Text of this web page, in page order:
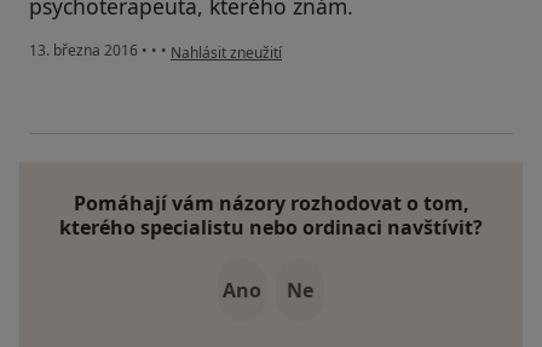
psychoterapeuta, kterého znám.
13. března 2016 • • • podle názoru uživatele Váš účet byl odstraněn
Nahlásit zneužití
Pomáhají vám názory rozhodovat o tom,
kterého specialistu nebo ordinaci navštívit?
Ano Ne